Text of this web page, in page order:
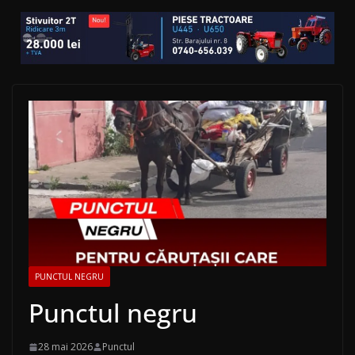
PUNCTUL NEGRU
Punctul negru
28 mai 2026 Punctul